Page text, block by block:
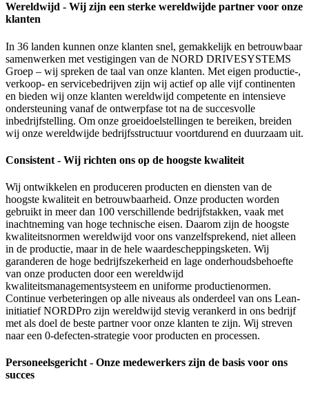
Wereldwijd - Wij zijn een sterke wereldwijde partner voor onze
klanten
In 36 landen kunnen onze klanten snel, gemakkelijk en betrouwbaar
samenwerken met vestigingen van de NORD DRIVESYSTEMS
Groep – wij spreken de taal van onze klanten. Met eigen productie-,
verkoop- en servicebedrijven zijn wij actief op alle vijf continenten
en bieden wij onze klanten wereldwijd competente en intensieve
ondersteuning vanaf de ontwerpfase tot na de succesvolle
inbedrijfstelling. Om onze groeidoelstellingen te bereiken, breiden
wij onze wereldwijde bedrijfsstructuur voortdurend en duurzaam uit.
Consistent - Wij richten ons op de hoogste kwaliteit
Wij ontwikkelen en produceren producten en diensten van de
hoogste kwaliteit en betrouwbaarheid. Onze producten worden
gebruikt in meer dan 100 verschillende bedrijfstakken, vaak met
inachtneming van hoge technische eisen. Daarom zijn de hoogste
kwaliteitsnormen wereldwijd voor ons vanzelfsprekend, niet alleen
in de productie, maar in de hele waardescheppingsketen. Wij
garanderen de hoge bedrijfszekerheid en lage onderhoudsbehoefte
van onze producten door een wereldwijd
kwaliteitsmanagementsysteem en uniforme productienormen.
Continue verbeteringen op alle niveaus als onderdeel van ons Lean-
initiatief NORDPro zijn wereldwijd stevig verankerd in ons bedrijf
met als doel de beste partner voor onze klanten te zijn. Wij streven
naar een 0-defecten-strategie voor producten en processen.
Personeelsgericht - Onze medewerkers zijn de basis voor ons
succes